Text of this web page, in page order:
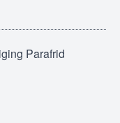
Parafrid